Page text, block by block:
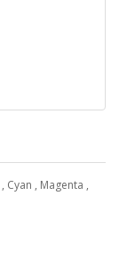
, Magenta ,